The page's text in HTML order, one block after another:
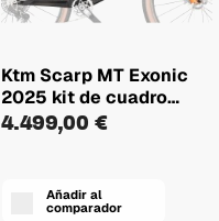
Ktm Scarp MT Exonic
2025 kit de cuadro
con...
4.499,00 €
Añadir al
comparador